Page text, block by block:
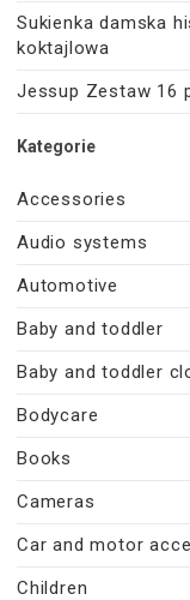
Sukienka damska
koktajlowa
Jessup Zestaw 16
Kategorie
Accessories
Audio systems
Automotive
Baby and toddler
Baby and toddler
Bodycare
Books
Cameras
Car and motor
Children